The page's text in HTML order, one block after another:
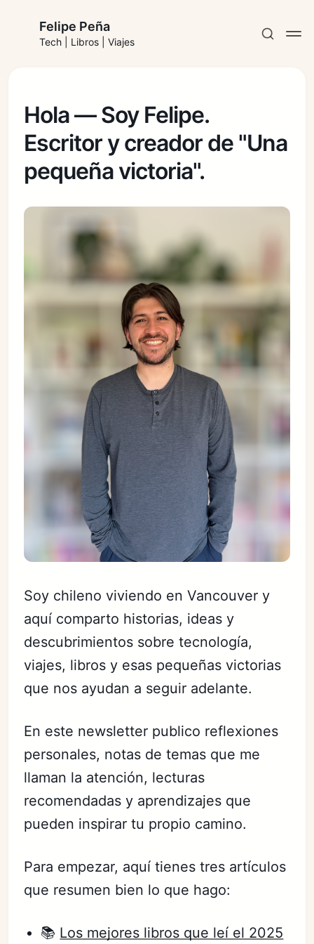
Felipe Peña
Tech | Libros | Viajes
Suscribirse
Iniciar sesión
Hola — Soy Felipe.
Escritor y creador de "Una
pequeña victoria".
Soy chileno viviendo en Vancouver y
aquí comparto historias, ideas y
descubrimientos sobre tecnología,
viajes, libros y esas pequeñas victorias
que nos ayudan a seguir adelante.
En este newsletter publico reflexiones
personales, notas de temas que me
llaman la atención, lecturas
recomendadas y aprendizajes que
pueden inspirar tu propio camino.
Para empezar, aquí tienes tres artículos
que resumen bien lo que hago:
📚 Los mejores libros que leí el 2025